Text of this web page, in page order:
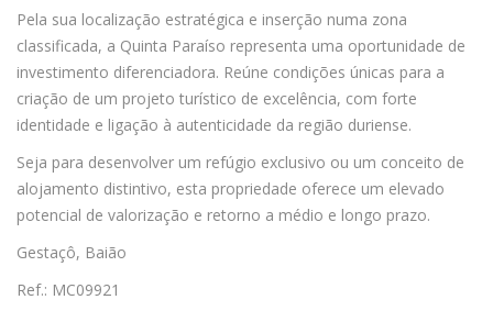
Pela sua localização estratégica e inserção numa zona
classificada, a Quinta Paraíso representa uma oportunidade de
investimento diferenciadora. Reúne condições únicas para a
criação de um projeto turístico de excelência, com forte
identidade e ligação à autenticidade da região duriense.
Seja para desenvolver um refúgio exclusivo ou um conceito de
alojamento distintivo, esta propriedade oferece um elevado
potencial de valorização e retorno a médio e longo prazo.
Gestaçô, Baião
Ref.: MC09921